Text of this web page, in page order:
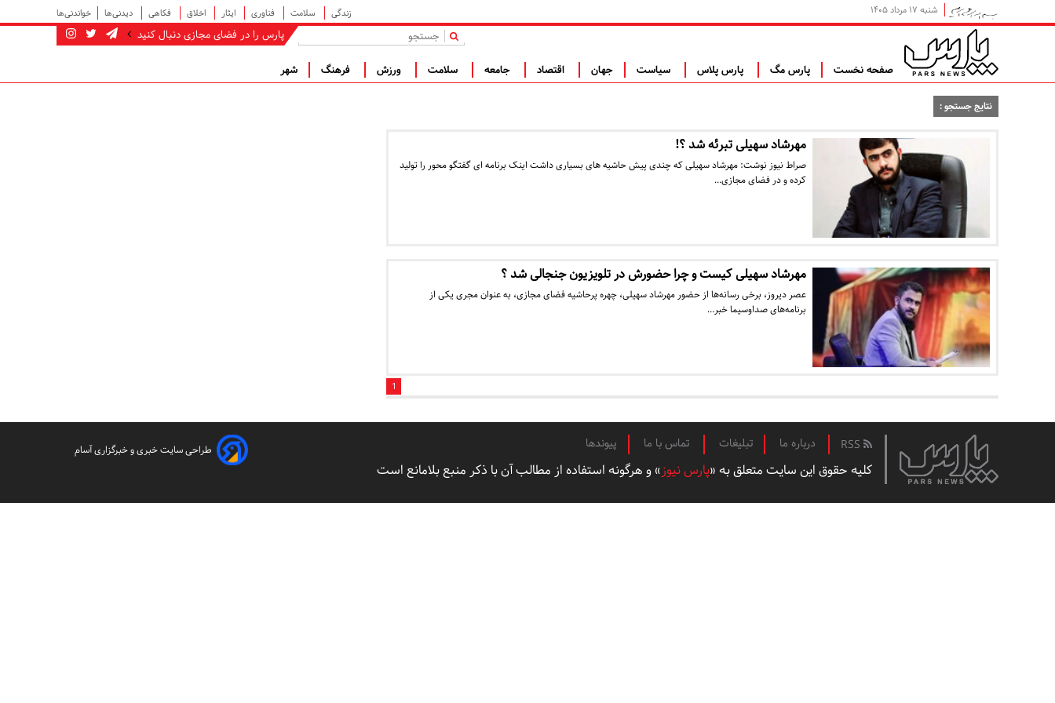
شنبه ۱۷ مرداد ۱۴۰۵ زندگی سلامت فناوری ایثار اخلاق فکاهی دیدنی‌ها خواندنی‌ها
پارس را در فضای مجازی دنبال کنید |
صفحه نخست پارس مگ پارس پلاس سیاست جهان اقتصاد جامعه سلامت ورزش فرهنگ شهر
نتایج جستجو :
مهرشاد سهیلی تبرئه شد ؟!
صراط نیوز نوشت: مهرشاد سهیلی که چندی پیش حاشیه های بسیاری داشت اینک برنامه ای گفتگو محور را تولید
کرده و در فضای مجازی…
مهرشاد سهیلی کیست و چرا حضورش در تلویزیون جنجالی شد ؟
عصر دیروز، برخی رسانه‌ها از حضور مهرشاد سهیلی، چهره پرحاشیه فضای مجازی، به عنوان مجری یکی از
برنامه‌های صداوسیما خبر…
1
درباره ما تبلیغات تماس با ما پیوندها
کلیه حقوق این سایت متعلق به «پارس نیوز» و هرگونه استفاده از مطالب آن با ذکر منبع بلامانع است
طراحی سایت خبری و خبرگزاری آسام